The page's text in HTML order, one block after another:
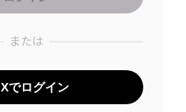
または
Xでログイン